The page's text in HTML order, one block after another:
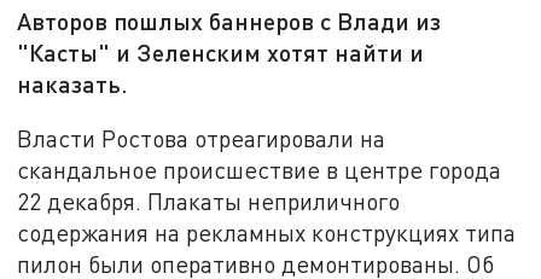
Авторов пошлых баннеров с Влади из
"Касты" и Зеленским хотят найти и
наказать.
Власти Ростова отреагировали на
скандальное происшествие в центре города
22 декабря. Плакаты неприличного
содержания на рекламных конструкциях типа
пилон были оперативно демонтированы. Об